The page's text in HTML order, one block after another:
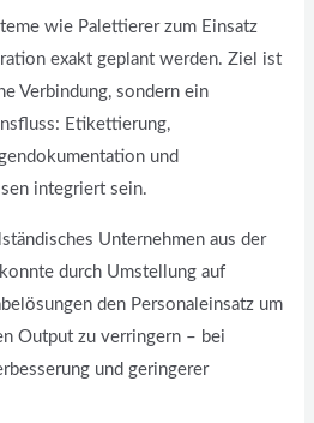
wie Palettierer zum Einsatz
exakt geplant werden. Ziel ist
Verbindung, sondern ein
Etikettierung,
und
integriert sein.
Unternehmen aus der
durch Umstellung auf
den Personaleinsatz um
Output zu verringern – bei
und geringerer